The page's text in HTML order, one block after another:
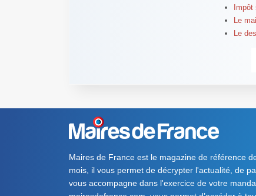
Le
Le
Maires de France est le magazine de référence
mois, il vous permet de décrypter l'actualité, de
vous accompagne dans l'exercice de votre